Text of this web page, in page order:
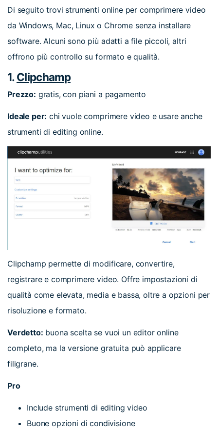
Di seguito trovi strumenti online per comprimere video
da Windows, Mac, Linux o Chrome senza installare
software. Alcuni sono più adatti a file piccoli, altri
offrono più controllo su formato e qualità.
1.Clipchamp
Prezzo: gratis, con piani a pagamento
Ideale per: chi vuole comprimere video e usare anche
strumenti di editing online.
Clipchamp permette di modificare, convertire,
registrare e comprimere video. Offre impostazioni di
qualità come elevata, media e bassa, oltre a opzioni per
risoluzione e formato.
Verdetto: buona scelta se vuoi un editor online
completo, ma la versione gratuita può applicare
filigrane.
Pro
Include strumenti di editing video
Buone opzioni di condivisione